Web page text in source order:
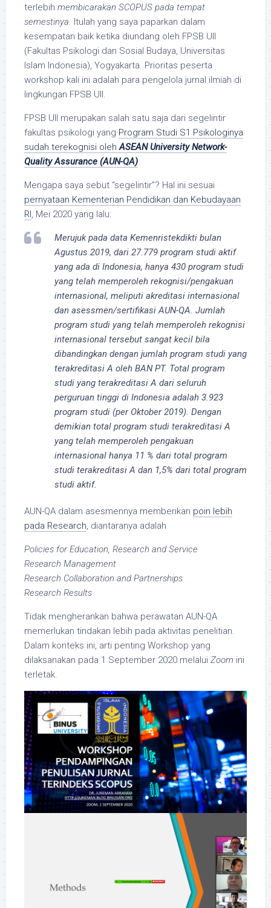
terlebih membicarakan SCOPUS pada tempat
semestinya. Itulah yang saya paparkan dalam
kesempatan baik ketika diundang oleh FPSB UII
(Fakultas Psikologi dan Sosial Budaya, Universitas
Islam Indonesia), Yogyakarta. Prioritas peserta
workshop kali ini adalah para pengelola jurnal ilmiah di
lingkungan FPSB UII.
FPSB UII merupakan salah satu saja dari segelintir
fakultas psikologi yang Program Studi S1 Psikologinya
sudah terekognisi olehASEAN University Network-
Quality Assurance (AUN-QA).
Mengapa saya sebut “segelintir”? Hal ini sesuai
pernyataan Kementerian Pendidikan dan Kebudayaan
RI, Mei 2020 yang lalu:
Merujuk pada data Kemenristekdikti bulan
Agustus 2019, dari 27.779 program studi aktif
yang ada di Indonesia, hanya 430 program studi
yang telah memperoleh rekognisi/pengakuan
internasional, meliputi akreditasi internasional
dan asessmen/sertifikasi AUN-QA. Jumlah
program studi yang telah memperoleh rekognisi
internasional tersebut sangat kecil bila
dibandingkan dengan jumlah program studi yang
terakreditasi A oleh BAN PT. Total program
studi yang terakreditasi A dari seluruh
perguruan tinggi di Indonesia adalah 3.923
program studi (per Oktober 2019). Dengan
demikian total program studi terakreditasi A
yang telah memperoleh pengakuan
internasional hanya 11 % dari total program
studi terakreditasi A dan 1,5% dari total program
studi aktif.
AUN-QA dalam asesmennya memberikan poin lebih
pada Research, diantaranya adalah
Policies for Education, Research and Service
Research Management
Research Collaboration and Partnerships
Research Results
Tidak mengherankan bahwa perawatan AUN-QA
memerlukan tindakan lebih pada aktivitas penelitian.
Dalam konteks ini, arti penting Workshop yang
dilaksanakan pada 1 September 2020 melalui Zoom ini
terletak.